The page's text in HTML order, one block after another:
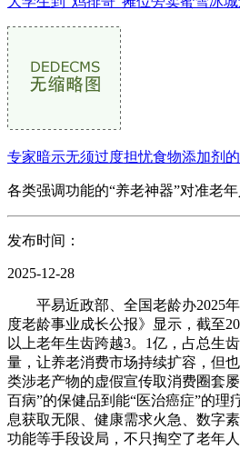
专家暗示无须过度担忧食物添加剂
各类强调功能的“养老神器”对准老
发布时间：
2025-12-28
平易近政部、全国老龄办2025年
度老龄事业成长公报》显示，截至
以上老年生齿跨越3。1亿，占总生
量，让养老消费市场持续扩容，但
类涉老产物的虚假宣传取消费圈套
百病”的保健品到能“医治癌症”的理
息获取无限、健康需求火急、数字
功能等手段设局，不只掏空了老年